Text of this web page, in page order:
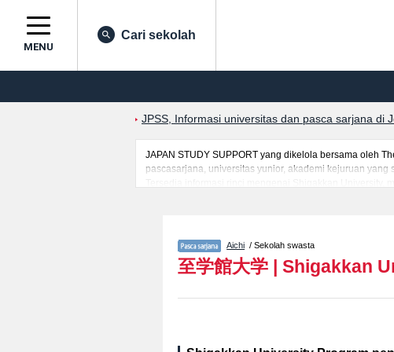
MENU
Cari sekolah
JPSS, Informasi universitas dan pasca sarjana di
JAPAN STUDY SUPPORT yang dikelola bersama oleh
pascasarjana, universitas yunior, akademi kejuruan
Tersedia informasi rinci mengenai Shigakkan
Aichi / Sekolah swasta
至学館大学 | Shigakkan